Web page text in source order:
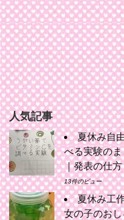
人気記事
夏休み自
べる実験の
｜発表の仕方
13件のビュー
夏休み工
女の子のお